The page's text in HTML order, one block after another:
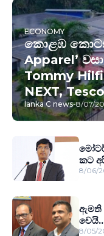
ECONOMY
කොළඹ
Apparel’
Tommy
NEXT,
lanka C news-8/07/
කට
8/06/
ඇමති
වෙයි..
8/05/